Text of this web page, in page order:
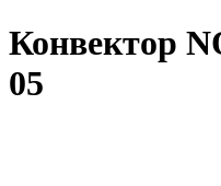
Конвектор
05